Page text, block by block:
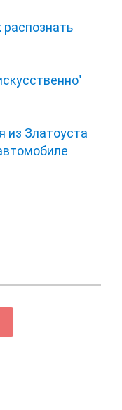
из Златоуста